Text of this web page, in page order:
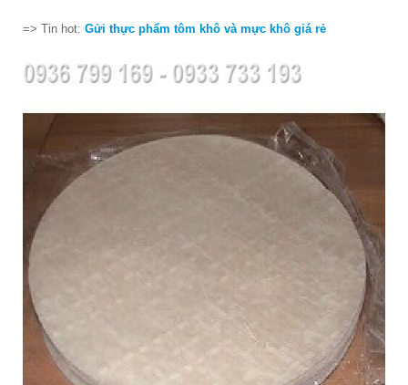
=> Tin hot: Gửi thực phẩm tôm khô và mực khô giá rẻ